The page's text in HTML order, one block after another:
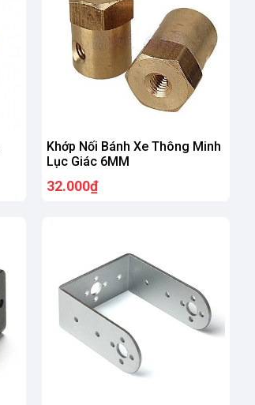
Khớp Nối Bánh Xe Thông Minh
Lục Giác 6MM
32.000₫